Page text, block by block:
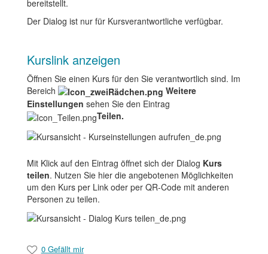
bereitstellt.
Der Dialog ist nur für Kursverantwortliche verfügbar.
Kurslink anzeigen
Öffnen Sie einen Kurs für den Sie verantwortlich sind. Im
Bereich
Weitere
Einstellungen sehen Sie den Eintrag
Teilen.
Mit Klick auf den Eintrag öffnet sich der Dialog Kurs
teilen. Nutzen Sie hier die angebotenen Möglichkeiten
um den Kurs per Link oder per QR-Code mit anderen
Personen zu teilen.
0 Gefällt mir